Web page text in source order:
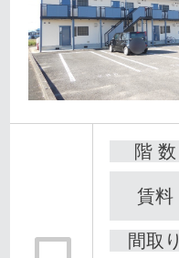
階 数
賃料
間取り